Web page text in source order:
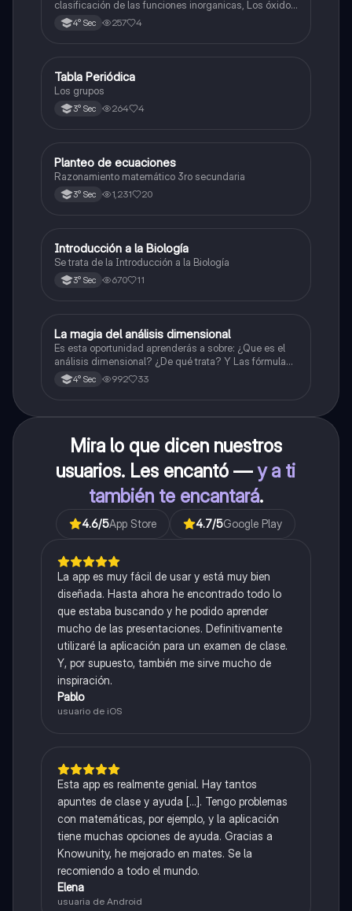
clasificación de las funciones inorganicas, Los óxidos
y los óxidos ácidos
4° Sec 257 4
Química
Tabla Periódica
Los grupos
3° Sec 264 4
Matemáticas
Planteo de ecuaciones
Razonamiento matemático 3ro secundaria
3° Sec 1,231 20
Biología
Introducción a la Biología
Se trata de la Introducción a la Biología
3° Sec 670 11
Física
La magia del análisis dimensional
Es esta oportunidad aprenderás a sobre: ¿Que es el
análisis dimensional? ¿De qué trata? Y Las fórmulas
de las magnitudes fundamentales y derivadas.
4° Sec 992 33
Mira lo que dicen nuestros
usuarios. Les encantó —y a ti
también te encantará.
4.6/5App Store 4.7/5Google Play
La app es muy fácil de usar y está muy bien
diseñada. Hasta ahora he encontrado todo lo
que estaba buscando y he podido aprender
mucho de las presentaciones. Definitivamente
utilizaré la aplicación para un examen de clase.
Y, por supuesto, también me sirve mucho de
inspiración.
Pablo
usuario de iOS
Esta app es realmente genial. Hay tantos
apuntes de clase y ayuda [...]. Tengo problemas
con matemáticas, por ejemplo, y la aplicación
tiene muchas opciones de ayuda. Gracias a
Knowunity, he mejorado en mates. Se la
recomiendo a todo el mundo.
Elena
usuaria de Android